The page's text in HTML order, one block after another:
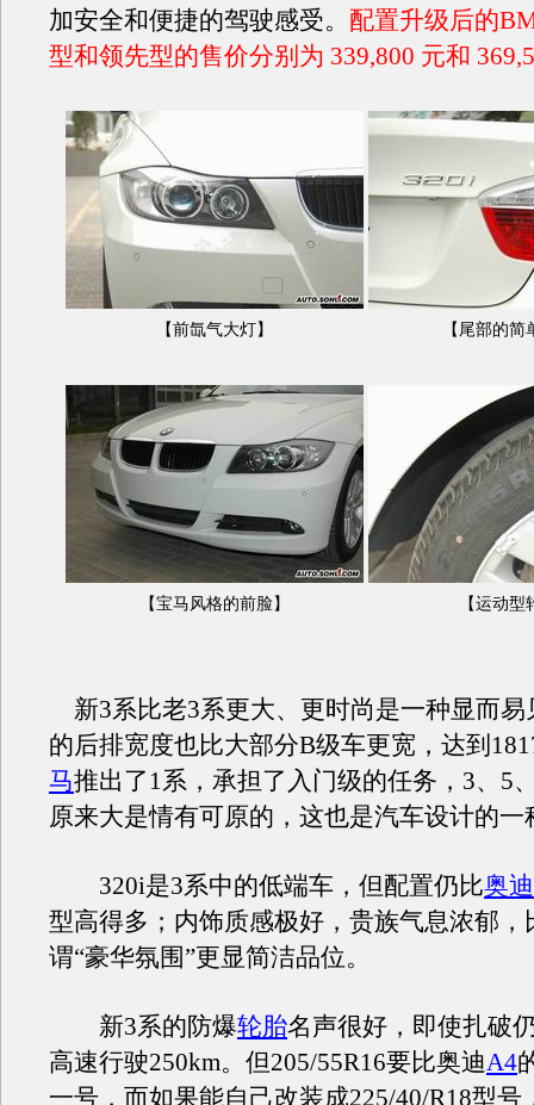
加安全和便捷的驾驶感受。 配置升级后的
型和领先型的售价分别为 339,800 元和
【前氙气大灯】 【尾部的简
【宝马风格的前脸】 【运动型
新3系比老3系更大、更时尚是一种显而易
的后排宽度也比大部分B级车更宽，达到
马推出了1系，承担了入门级的任务，3、5
原来大是情有可原的，这也是汽车设计的一
320i是3系中的低端车，但配置仍比奥迪
型高得多；内饰质感极好，贵族气息浓郁，
谓“豪华氛围”更显简洁品位。
新3系的防爆轮胎名声很好，即使扎破
高速行驶250km。但205/55R16要比奥迪A4
一号，而如果能自己改装成225/40/R18型号